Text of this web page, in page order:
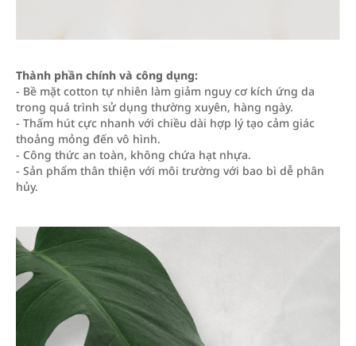
Thành phần chính và công dụng:
- Bề mặt cotton tự nhiên làm giảm nguy cơ kích ứng da
trong quá trình sử dụng thường xuyên, hàng ngày.
- Thấm hút cực nhanh với chiều dài hợp lý tạo cảm giác
thoảng mỏng đến vô hình.
- Công thức an toàn, không chứa hạt nhựa.
- Sản phẩm thân thiện với môi trường với bao bì dễ phân
hủy.